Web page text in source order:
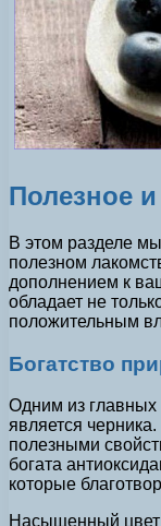
Полезное
В этом разделе
полезном
дополнением к
обладает не
положительным
Богатство
Одним из главных
является
полезными
богата
которые
Насыщенный цвет